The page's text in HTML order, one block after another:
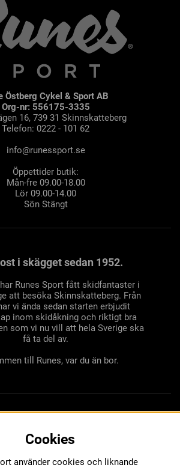
Östberg Cykel & Sport AB
Org-nr: 556175-3335
16, 739 31 Skinnskatteberg
Telefon: 0222 - 101 62
info@runessport.se
Öppettider butik:
Mån-fre 09.00-18.00
Lör 09.00-14.00
Sön Stängt
i skägget sedan 1952.
Runes Sport fått skidfantaster i
att besöka Skinnskatteberg. Från
vi ända sedan starten erbjudit
inom skidåkning och riktigt bra
som vi nu vill att hela Sverige ska
få ta del av.
till Runes, var du än bor.
Cookies
använder cookies och liknande